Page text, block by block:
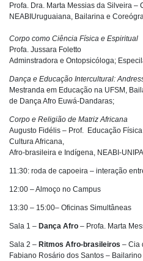
Profa. Dra. Marta Messias da Silveira –
NEABIUruguaiana, Bailarina e
Corpo como Ciência Física e Espiritual
Profa. Jussara Foletto
Adminstradora e Ontopsicóloga;
Dança e Educação Intercultural:
Mestranda em Educação na UFSM,
de Dança Afro Euwá-Dandaras;
Corpo e Religião de Matriz Africana
Augusto Fidélis – Prof. Educação
Cultura Africana,
Afro-brasileira e Indígena, NEABI-
11:30: roda de capoeira – interação
12:00 – Almoço no Campus
13:30 – 15:00– Oficinas Simultâneas
Sala 1 – Dança Afro – Profa. Marta
Sala 2 – Ritmos Afro-brasileiros – Cia
Fabiano Rosário dos Santos –